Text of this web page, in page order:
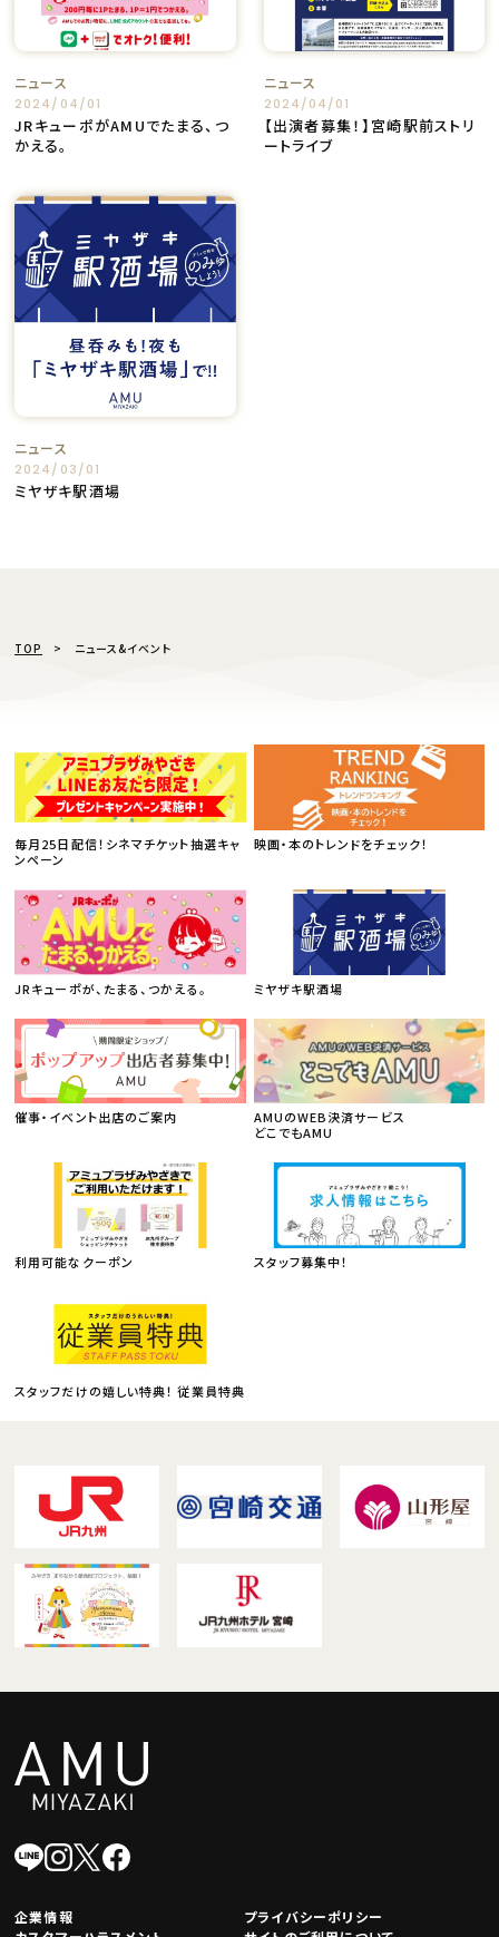
ニュース
2024/04/01
JRキューポがAMUでたまる、つ
かえる。
ニュース
2024/04/01
【出演者募集！】宮崎駅前ストリ
ートライブ
ニュース
2024/03/01
ミヤザキ駅酒場
TOP ニュース&イベント
毎月25日配信！シネマチケット抽選キャ
ンペーン
映画・本のトレンドをチェック！
JRキューポが、たまる、つかえる。 ミヤザキ駅酒場
催事・イベント出店のご案内
AMUのWEB決済サービス
どこでもAMU
利用可能なクーポン スタッフ募集中！
スタッフだけの嬉しい特典！ 従業員特典
企業情報
プライバシーポリシー